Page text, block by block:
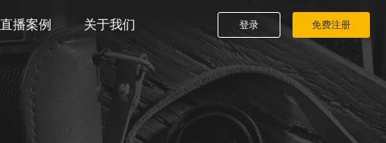
直播案例 关于我们 登录 免费注册